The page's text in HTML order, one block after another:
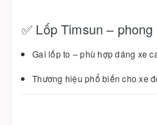
✅ Lốp Timsun –
Gai lốp to – phù hợp dáng xe
Thương hiệu phổ biến cho xe